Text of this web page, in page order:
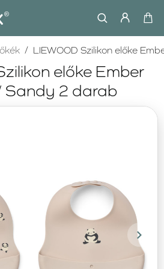
előke Ember
Sandy 2 darab
LIEWOOD Szilikon előke